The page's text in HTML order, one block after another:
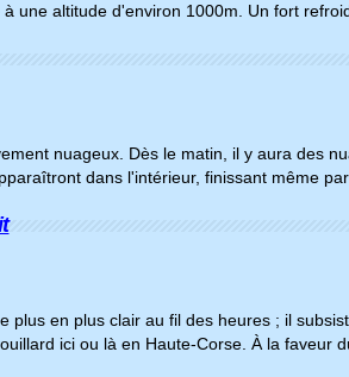
une altitude d'environ 1000m. Un fort
nuageux. Dès le matin, il y aura des
dans l'intérieur, finissant même
plus en plus clair au fil des heures ; il
ici ou là en Haute-Corse. À la faveur